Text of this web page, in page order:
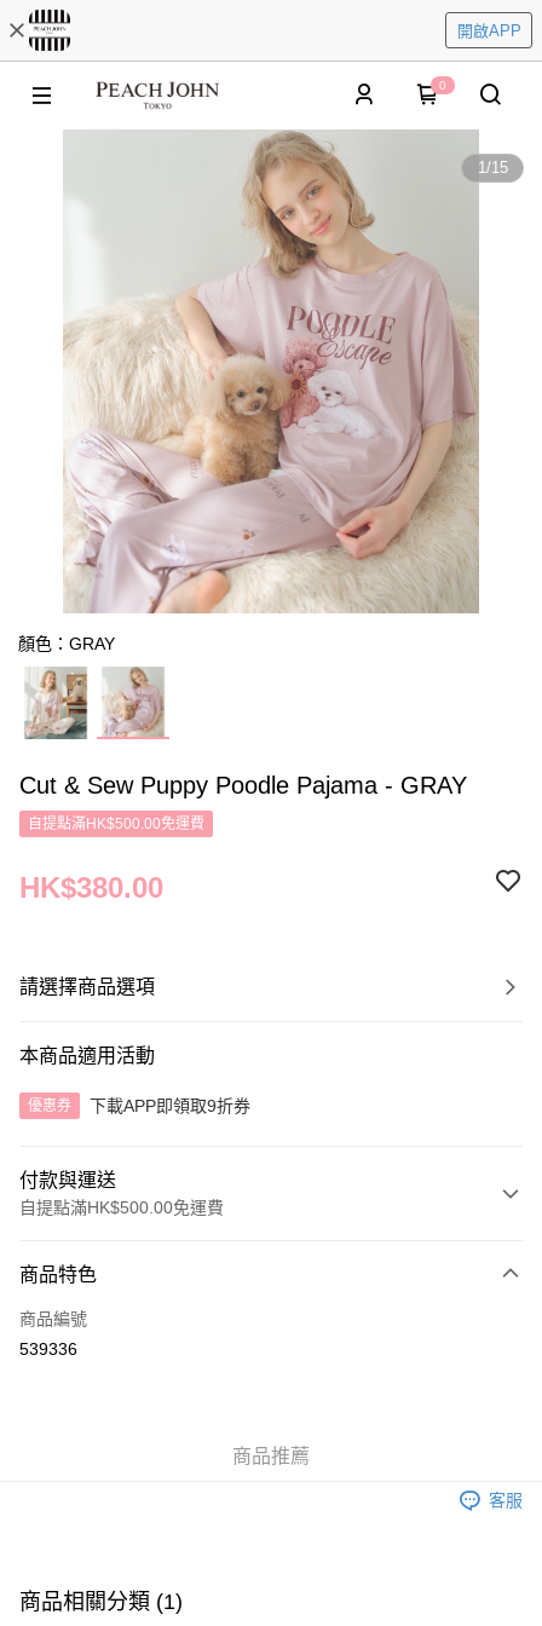
開啟APP
0
1/15
顏色：GRAY
Cut & Sew Puppy Poodle Pajama - GRAY
自提點滿HK$500.00免運費
HK$380.00
請選擇商品選項
本商品適用活動
優惠券 下載APP即領取9折券
付款與運送
自提點滿HK$500.00免運費
信用卡
AlipayHK
每筆HK$40.00，滿HK$500.00或以上免運費
付款後順豐合作便利店
每筆HK$40.00，滿HK$500.00或以上免運費
商品特色
商品編號
539336
商品推薦
客服
商品相關分類 (1)